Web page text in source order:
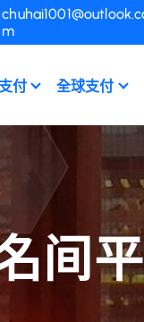
m
付 全球支付
间